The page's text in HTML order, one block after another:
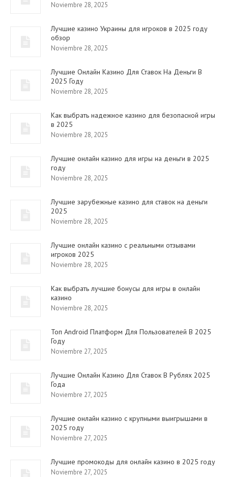
Noviembre 28, 2025
Лучшие казино Украины для игроков в 2025 году
обзор
Noviembre 28, 2025
Лучшие Онлайн Казино Для Ставок На Деньги В
2025 Году
Noviembre 28, 2025
Как выбрать надежное казино для безопасной игры
в 2025
Noviembre 28, 2025
Лучшие онлайн казино для игры на деньги в 2025
году
Noviembre 28, 2025
Лучшие зарубежные казино для ставок на деньги
2025
Noviembre 28, 2025
Лучшие онлайн казино с реальными отзывами
игроков 2025
Noviembre 28, 2025
Как выбрать лучшие бонусы для игры в онлайн
казино
Noviembre 28, 2025
Топ Android Платформ Для Пользователей В 2025
Году
Noviembre 27, 2025
Лучшие Онлайн Казино Для Ставок В Рублях 2025
Года
Noviembre 27, 2025
Лучшие онлайн казино с крупными выигрышами в
2025 году
Noviembre 27, 2025
Лучшие промокоды для онлайн казино в 2025 году
Noviembre 27, 2025